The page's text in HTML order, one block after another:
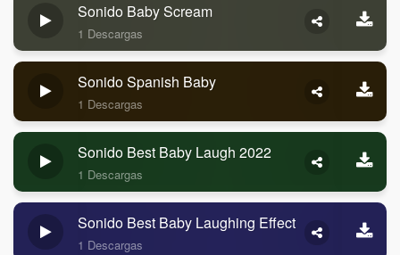
Sonido Baby Scream
1 Descargas
Sonido Spanish Baby
1 Descargas
Sonido Best Baby Laugh 2022
1 Descargas
Sonido Best Baby Laughing Effect
1 Descargas